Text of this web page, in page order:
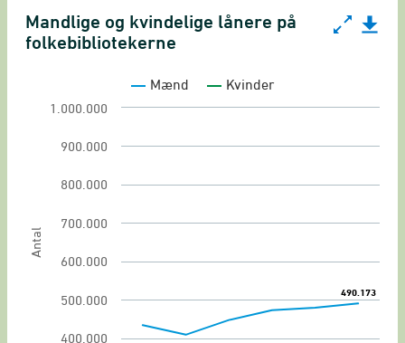
Mandlige og kvindelige lånere på
Line chart with 2 lines.
Udlån og lånere
The chart has 1 Y axis displaying Antal. Range:
Antal
Mandlige og kvindelige lånere på
folkebibliotekerne
490.173
490.173
Mænd Kvinder
400.000
500.000
600.000
700.000
800.000
900.000
1.000.000